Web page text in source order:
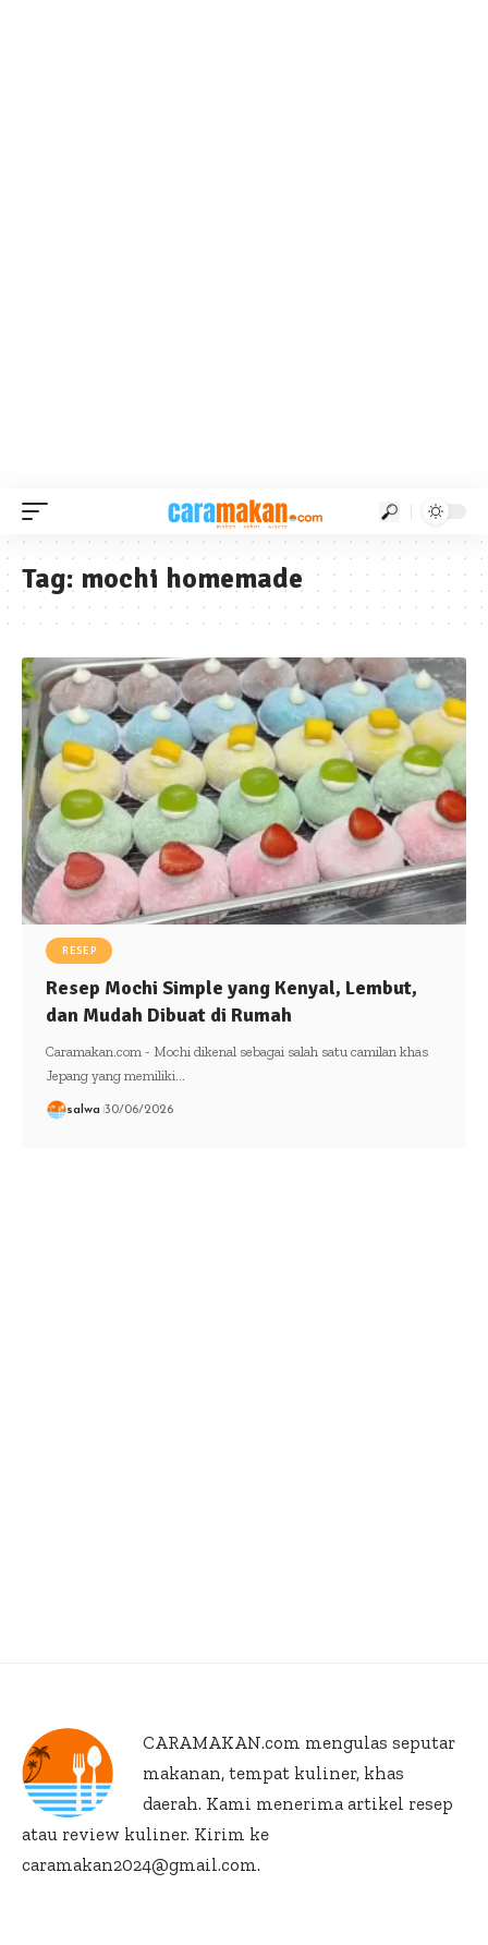
Tag: mochi homemade
RESEP
Resep Mochi Simple yang Kenyal, Lembut,
dan Mudah Dibuat di Rumah
Caramakan.com - Mochi dikenal sebagai salah satu camilan khas
Jepang yang memiliki…
salwa 30/06/2026
CARAMAKAN.com mengulas seputar
makanan, tempat kuliner, khas
daerah. Kami menerima artikel resep
atau review kuliner. Kirim ke
caramakan2024@gmail.com.